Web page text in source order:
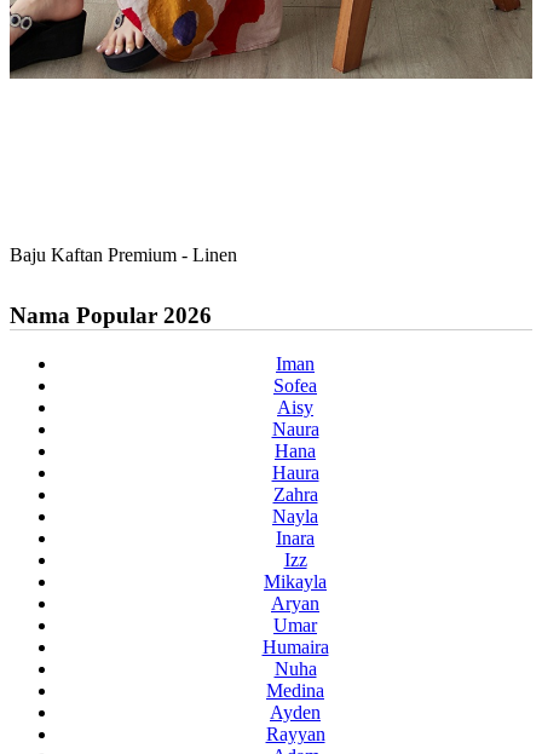
Baju Kaftan Premium - Linen
Nama Popular 2026
Iman
Sofea
Aisy
Naura
Hana
Haura
Zahra
Nayla
Inara
Izz
Mikayla
Aryan
Umar
Humaira
Nuha
Medina
Ayden
Rayyan